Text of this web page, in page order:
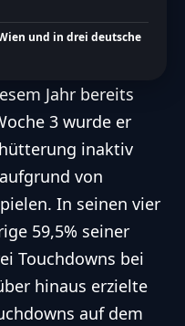
und in drei deutsche
Jahr bereits
3 wurde er
inaktiv
von
In seinen vier
59,5% seiner
Touchdowns bei
hinaus erzielte
auf dem